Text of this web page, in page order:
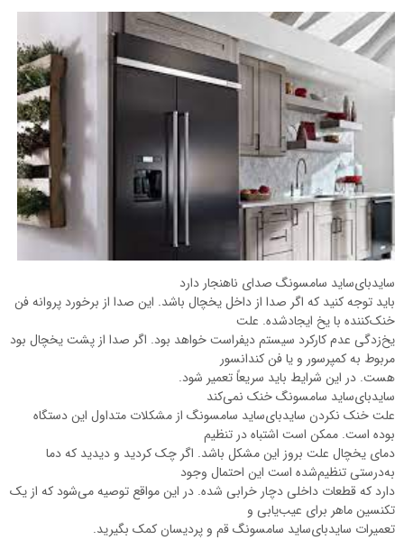
سایدبای‌ساید سامسونگ صدای ناهنجار دارد
باید توجه کنید که اگر صدا از داخل یخچال باشد. این صدا از برخورد پروانه فن
خنک‌کننده با یخ ایجادشده. علت
یخ‌زدگی عدم کارکرد سیستم دیفراست خواهد بود. اگر صدا از پشت یخچال بود
مربوط به کمپرسور و یا فن کندانسور
هست. در این شرایط باید سریعاً تعمیر شود.
سایدبای‌ساید سامسونگ خنک نمی‌کند
علت خنک نکردن سایدبای‌ساید سامسونگ از مشکلات متداول این دستگاه
بوده است. ممکن است اشتباه در تنظیم
دمای یخچال علت بروز این مشکل باشد. اگر چک کردید و دیدید که دما
به‌درستی تنظیم‌شده است این احتمال وجود
دارد که قطعات داخلی دچار خرابی شده. در این مواقع توصیه می‌شود که از یک
تکنسین ماهر برای عیب‌یابی و
تعمیرات سایدبای‌ساید سامسونگ قم و پردیسان کمک بگیرید.